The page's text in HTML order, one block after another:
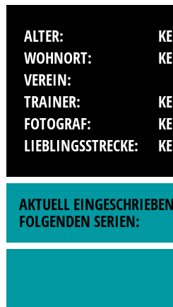
ALTER:
WOHNORT:
VEREIN:
TRAINER:
FOTOGRAF:
LIEBLINGSSTRECKE:
AKTUELL
FOLGENDEN SERIEN: